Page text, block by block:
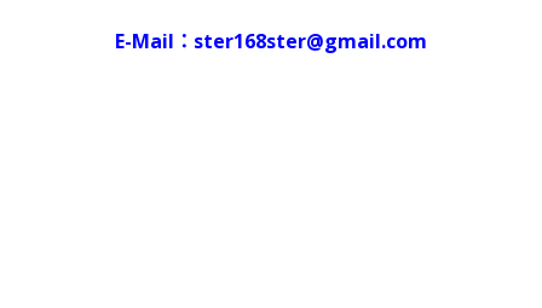
E-Mail：ster168ster@gmail.com